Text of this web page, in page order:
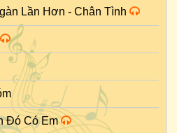
Lần Hơn - Chân Tình
Đó Có Em